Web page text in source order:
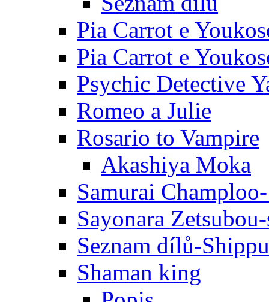
Pia Carrot e
Pia Carrot e
Psychic Detective
Romeo a Julie
Rosario to Vampire
Akashiya Moka
Samurai
Sayonara
Seznam dílů-
Shaman king